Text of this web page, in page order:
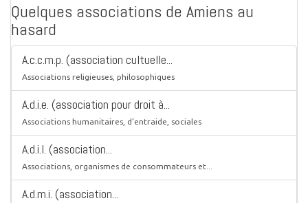
Quelques associations de Amiens au
hasard
A.c.c.m.p. (association cultuelle...
Associations religieuses, philosophiques
A.d.i.e. (association pour droit à...
Associations humanitaires, d'entraide, sociales
A.d.i.l. (association...
Associations, organismes de consommateurs et...
A.d.m.i. (association...